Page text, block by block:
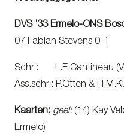
DVS ’33 Ermelo-
07 Fabian Stevens 0-1
Schr.: L.E.Cantineau
Ass.schr.: P.Otten &
Kaarten: geel:(14) Kay
Ermelo)